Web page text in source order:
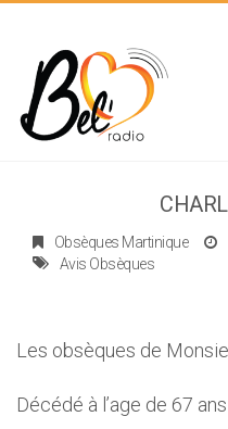
Obsèques Martinique
Avis Obsèques
Les obsèques de
Décédé à l’age de 67 ans